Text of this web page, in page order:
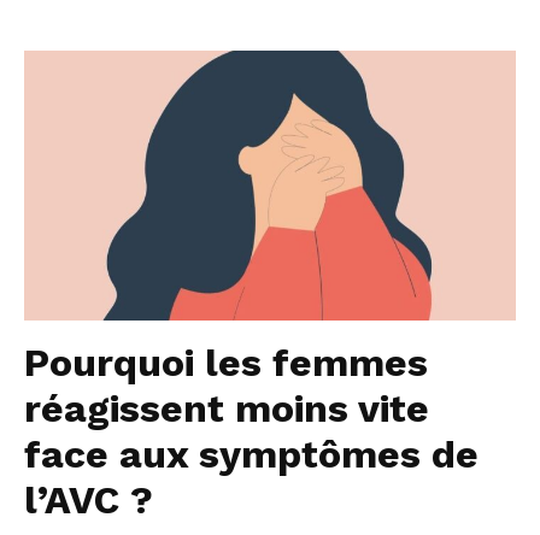
Pourquoi les femmes
réagissent moins vite
face aux symptômes de
l’AVC ?